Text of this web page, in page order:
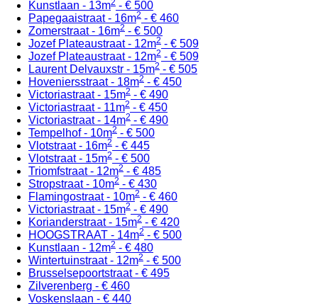
Kunstlaan - 13m2 - € 500
Papegaaistraat - 16m2 - € 460
Zomerstraat - 16m2 - € 500
Jozef Plateaustraat - 12m2 - € 509
Jozef Plateaustraat - 12m2 - € 509
Laurent Delvauxstr - 15m2 - € 505
Hoveniersstraat - 18m2 - € 450
Victoriastraat - 15m2 - € 490
Victoriastraat - 11m2 - € 450
Victoriastraat - 14m2 - € 490
Tempelhof - 10m2 - € 500
Vlotstraat - 16m2 - € 445
Vlotstraat - 15m2 - € 500
Triomfstraat - 12m2 - € 485
Stropstraat - 10m2 - € 430
Flamingostraat - 10m2 - € 460
Victoriastraat - 15m2 - € 490
Korianderstraat - 15m2 - € 420
HOOGSTRAAT - 14m2 - € 500
Kunstlaan - 12m2 - € 480
Wintertuinstraat - 12m2 - € 500
Brusselsepoortstraat - € 495
Zilverenberg - € 460
Voskenslaan - € 440